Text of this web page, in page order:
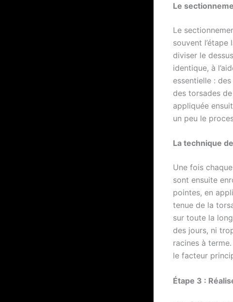
Le
Le
souvent
diviser le
identique, à
essentielle :
des torsades
appliquée
un peu le
La technique
Une fois
sont ensuite
pointes, en
tenue de la
sur toute la
des jours, ni
racines à
le facteur
Étape 3 :